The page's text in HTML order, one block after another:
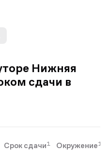
Нижняя
сдачи в
Срок сдачи1 Окружение1